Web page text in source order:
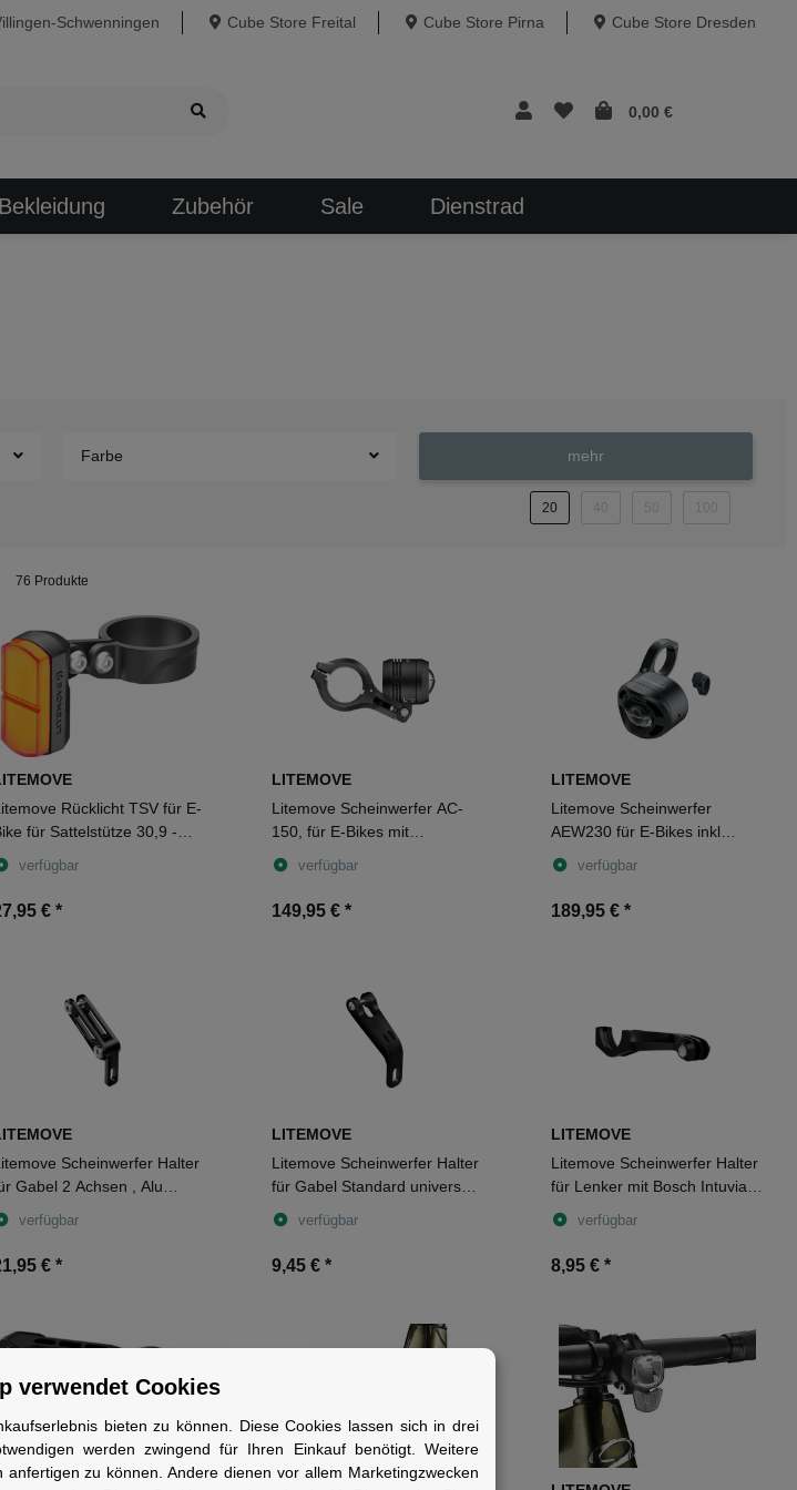
Schwenningen Cube Store Freital Cube Store Pirna Cube Store Dresden
0,00 €
Bekleidung Zubehör Sale Dienstrad
Farbe mehr
20 40 50 100
76 Produkte
Rücklicht TSV für E-
für Sattelstütze 30,9 -
mm
verfügbar
€ *
LITEMOVE
Litemove Scheinwerfer AC-
150, für E-Bikes mit
Lenkerhalterung
verfügbar
149,95 € *
LITEMOVE
Litemove Scheinwerfer
AEW230 für E-Bikes inkl
Lenkerhalter schwarz
verfügbar
189,95 € *
Scheinwerfer Halter
Gabel 2 Achsen , Alu
verfügbar
€ *
LITEMOVE
Litemove Scheinwerfer Halter
für Gabel Standard universal
schwarz
verfügbar
9,45 € *
LITEMOVE
Litemove Scheinwerfer Halter
für Lenker mit Bosch Intuvia &
Nyon schwarz
verfügbar
8,95 € *
verwendet Cookies
bieten zu können. Diese Cookies lassen sich in drei
werden zwingend für Ihren Einkauf benötigt. Weitere
zu können. Andere dienen vor allem Marketingzwecken